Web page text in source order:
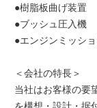
●樹脂板曲げ装置
●ブッシュ圧入機
●エンジンミッシ
＜会社の特長＞
当社はお客様の要